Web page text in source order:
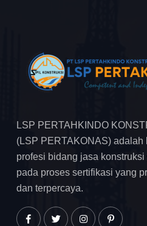
LSP PERTAHKINDO
(LSP PERTAKONAS) adalah
profesi bidang jasa
pada proses sertifikasi yang
dan terpercaya.